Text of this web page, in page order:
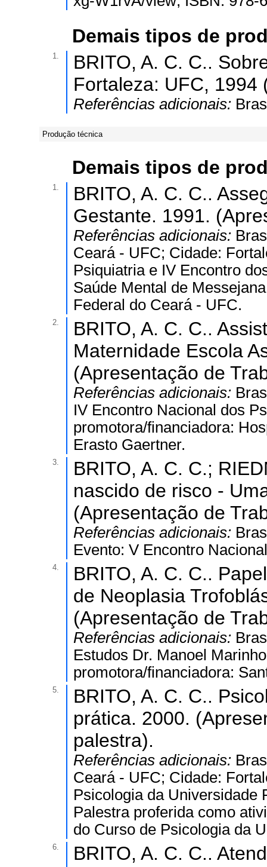
Demais tipos de
1.
BRITO, A. C. C..
Fortaleza: UFC, 1994
Referências adicionais:
Produção técnica
Demais tipos de
1.
BRITO, A. C. C..
Gestante. 1991.
Referências adicionais:
Ceará - UFC; Cidade:
Psiquiatria e IV Encontro
Saúde Mental de
Federal do Ceará - UFC.
2.
BRITO, A. C. C..
Maternidade Escola
(Apresentação de
Referências adicionais:
IV Encontro Nacional dos
promotora/financiadora:
Erasto Gaertner.
3.
BRITO, A. C. C.;
nascido de risco -
(Apresentação de
Referências adicionais:
Evento: V Encontro
4.
BRITO, A. C. C..
de Neoplasia
(Apresentação de
Referências adicionais:
Estudos Dr. Manoel
promotora/financiadora:
5.
BRITO, A. C. C..
prática. 2000.
palestra).
Referências adicionais:
Ceará - UFC; Cidade:
Psicologia da Universidade
Palestra proferida como
do Curso de Psicologia da
6.
BRITO, A. C. C..